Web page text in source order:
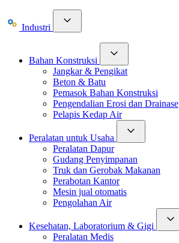
Industri
Bahan Konstruksi
Jangkar & Pengikat
Beton & Batu
Pemasok Bahan Konstruksi
Pengendalian Erosi dan Drainase
Pelapis Kedap Air
Peralatan untuk Usaha
Peralatan Dapur
Gudang Penyimpanan
Truk dan Gerobak Makanan
Perabotan Kantor
Mesin jual otomatis
Pengolahan Air
Kesehatan, Laboratorium & Gigi
Peralatan Medis